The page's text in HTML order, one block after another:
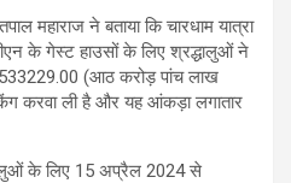
महाराज ने बताया कि चारधाम यात्रा
के गेस्ट हाउसों के लिए श्रद्धालुओं ने
(आठ करोड़ पांच लाख
करवा ली है और यह आंकड़ा लगातार
के लिए 15 अप्रैल 2024 से